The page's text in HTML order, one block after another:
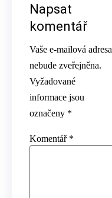
Napsat
komentář
Vaše e-mailová adresa
nebude zveřejněna.
Vyžadované
informace jsou
označeny *
Komentář *